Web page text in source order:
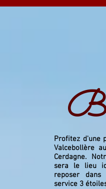
Profitez d'une
Valcebollère
Cerdagne.
sera le lieu
reposer dans
service 3